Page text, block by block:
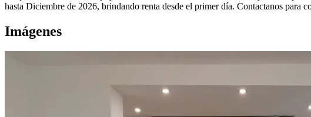
hasta Diciembre de 2026, brindando renta desde el primer día. Contactanos para
Imágenes